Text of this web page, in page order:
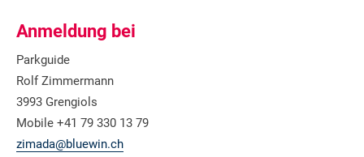
Anmeldung bei
Parkguide
Rolf Zimmermann
3993 Grengiols
Mobile +41 79 330 13 79
zimada@bluewin.ch